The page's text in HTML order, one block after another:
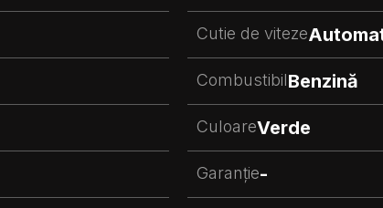
Cutie de viteze
CombustibilBenzină
CuloareVerde
Garanție-